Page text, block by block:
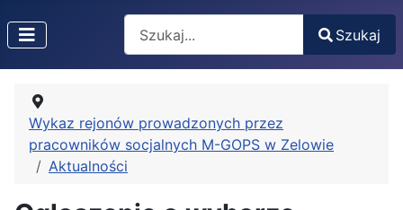
Type 2 or more characters for results.
Szukaj
Wykaz rejonów prowadzonych przez
pracowników socjalnych M-GOPS w Zelowie
Aktualności